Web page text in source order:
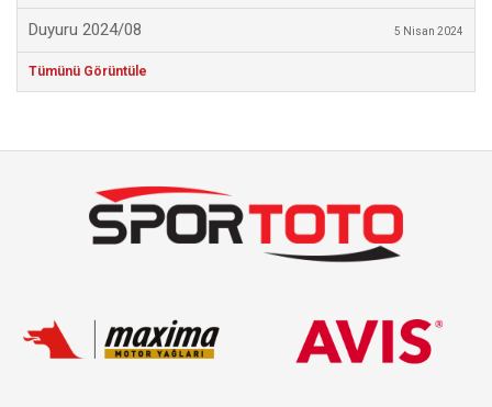
Duyuru 2024/08 5 Nisan 2024
Tümünü Görüntüle